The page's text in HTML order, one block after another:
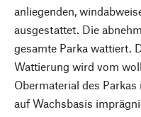
anliegenden,
ausgestattet. Die
gesamte Parka wattiert.
Wattierung wird vom
Obermaterial des
auf Wachsbasis